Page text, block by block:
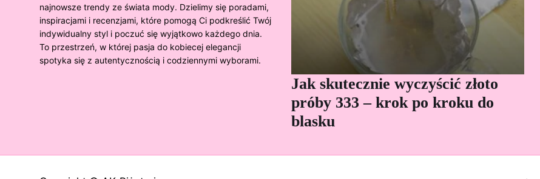
najnowsze trendy ze świata mody. Dzielimy się poradami,
inspiracjami i recenzjami, które pomogą Ci podkreślić Twój
indywidualny styl i poczuć się wyjątkowo każdego dnia.
To przestrzeń, w której pasja do kobiecej elegancji
spotyka się z autentycznością i codziennymi wyborami.
Jak skutecznie wyczyścić złoto
próby 333 – krok po kroku do
blasku